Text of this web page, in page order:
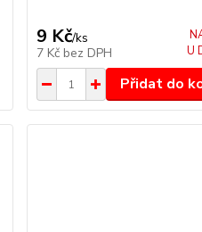
9 Kč/ks
7 Kč bez DPH
U
Přidat do